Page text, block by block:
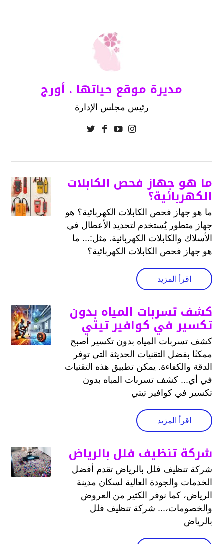
مديرة موقع حياتها . أورج
رئيس مجلس الإدارة
ما هو جهاز فحص الكابلات
الكهربائية؟
ما هو جهاز فحص الكابلات الكهربائية؟ هو
جهاز متطور يُستخدم لتحديد الأعطال في
الأسلاك والكابلات الكهربائية، مثل:... ما
هو جهاز فحص الكابلات الكهربائية؟
اقرأ المزيد
كشف تسربات المياه بدون
تكسير في كوافير تيتي
كشف تسربات المياه بدون تكسير أصبح
ممكنًا بفضل التقنيات الحديثة التي توفر
الدقة والكفاءة. يمكن تطبيق هذه التقنيات
في أي... كشف تسربات المياه بدون
تكسير في كوافير تيتي
اقرأ المزيد
شركة تنظيف فلل بالرياض
شركة تنظيف فلل بالرياض تقدم أفضل
الخدمات والجودة العالية لسكان مدينة
الرياض، كما نوفر الكثير من العروض
والخصومات،... شركة تنظيف فلل
بالرياض